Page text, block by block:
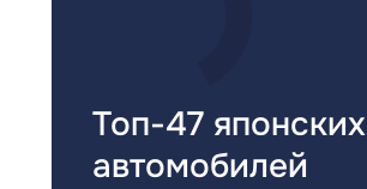
Топ-47 японских
автомобилей